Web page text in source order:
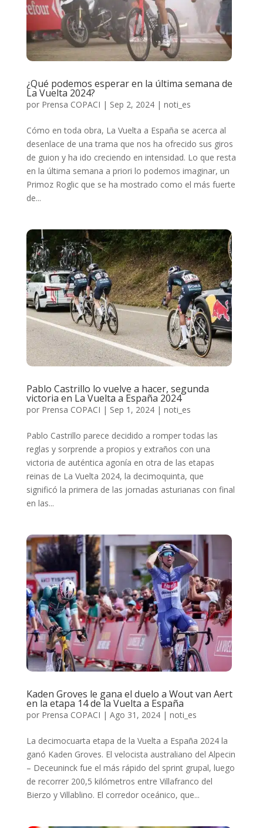
¿Qué podemos esperar en la última semana de
La Vuelta 2024?
por Prensa COPACI | Sep 2, 2024| noti_es
Cómo en toda obra, La Vuelta a España se acerca al
desenlace de una trama que nos ha ofrecido sus giros
de guion y ha ido creciendo en intensidad. Lo que resta
en la última semana a priori lo podemos imaginar, un
Primoz Roglic que se ha mostrado como el más fuerte
de...
Pablo Castrillo lo vuelve a hacer, segunda
victoria en La Vuelta a España 2024
por Prensa COPACI | Sep 1, 2024| noti_es
Pablo Castrillo parece decidido a romper todas las
reglas y sorprende a propios y extraños con una
victoria de auténtica agonía en otra de las etapas
reinas de La Vuelta 2024, la decimoquinta, que
significó la primera de las jornadas asturianas con final
en las...
Kaden Groves le gana el duelo a Wout van Aert
en la etapa 14 de la Vuelta a España
por Prensa COPACI | Ago 31, 2024| noti_es
La decimocuarta etapa de la Vuelta a España 2024 la
ganó Kaden Groves. El velocista australiano del Alpecin
– Deceuninck fue el más rápido del sprint grupal, luego
de recorrer 200,5 kilómetros entre Villafranco del
Bierzo y Villablino. El corredor oceánico, que...